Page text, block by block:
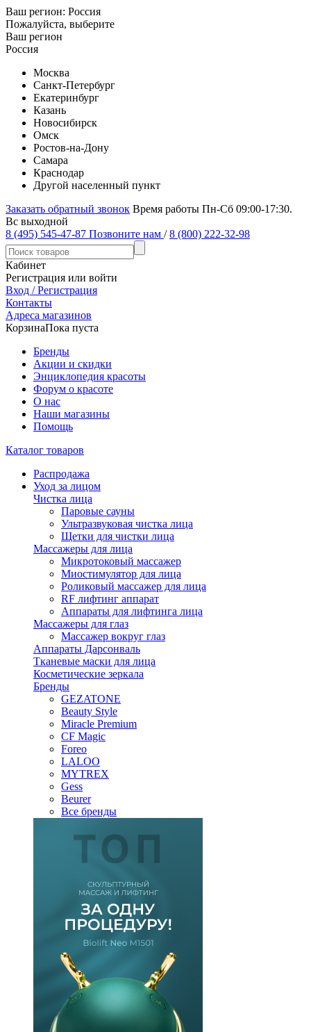
Ваш регион: Россия
Пожалуйста, выберите
Ваш регион
Россия
Москва
Санкт-Петербург
Екатеринбург
Казань
Новосибирск
Омск
Ростов-на-Дону
Самара
Краснодар
Другой населенный пункт
Заказать обратный звонок Время работы Пн-Сб 09:00-17:30.
Вс выходной
8 (495) 545-47-87 Позвоните нам / 8 (800) 222-32-98
Кабинет
Регистрация или войти
Вход / Регистрация
Контакты
Адреса магазинов
КорзинаПока пуста
Бренды
Акции и скидки
Энциклопедия красоты
Форум о красоте
О нас
Наши магазины
Помощь
Каталог товаров
Распродажа
Уход за лицом
Чистка лица
Паровые сауны
Ультразвуковая чистка лица
Щетки для чистки лица
Массажеры для лица
Микротоковый массажер
Миостимулятор для лица
Роликовый массажер для лица
RF лифтинг аппарат
Аппараты для лифтинга лица
Массажеры для глаз
Массажер вокруг глаз
Аппараты Дарсонваль
Тканевые маски для лица
Косметические зеркала
Бренды
GEZATONE
Beauty Style
Miracle Premium
CF Magic
Foreo
LALOO
MYTREX
Gess
Beurer
Все бренды